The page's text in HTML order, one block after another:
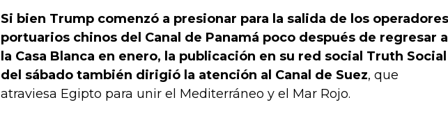
Si bien Trump comenzó a presionar para la salida de los operadores
portuarios chinos del Canal de Panamá poco después de regresar a
la Casa Blanca en enero, la publicación en su red social Truth Social
del sábado también dirigió la atención al Canal de Suez, que
atraviesa Egipto para unir el Mediterráneo y el Mar Rojo.